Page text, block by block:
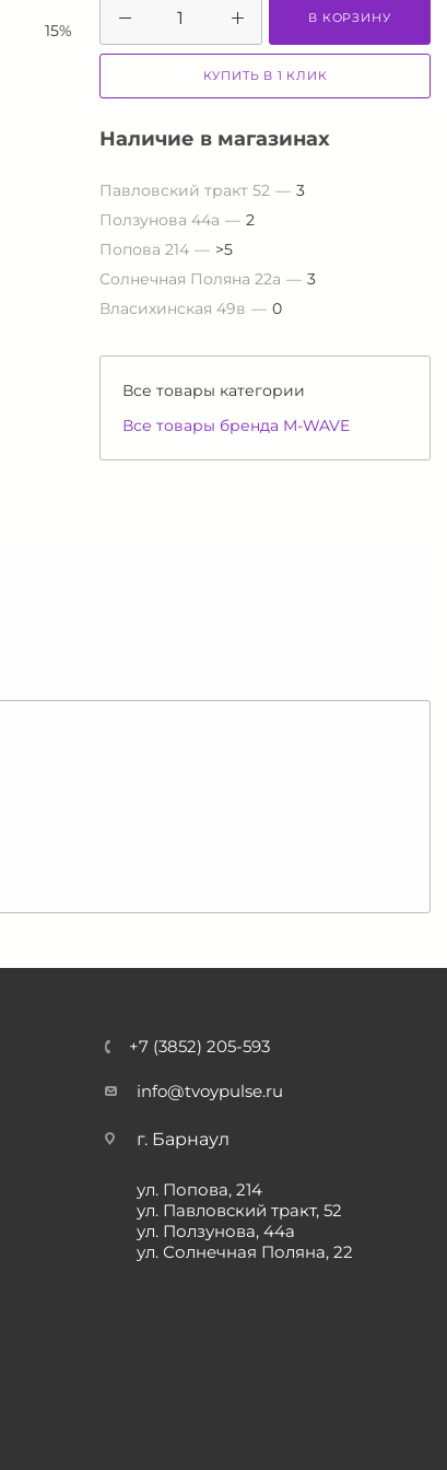
15%
В КОРЗИНУ
КУПИТЬ В 1 КЛИК
Наличие в магазинах
Павловский тракт 52
3
Ползунова 44а
2
Попова 214
>5
Солнечная Поляна 22а
3
Власихинская 49в
0
Все товары категории
Все товары бренда M-WAVE
+7 (3852) 205-593
info@tvoypulse.ru
г. Барнаул
ул. Попова, 214
ул. Павловский тракт, 52
ул. Ползунова, 44а
ул. Солнечная Поляна, 22